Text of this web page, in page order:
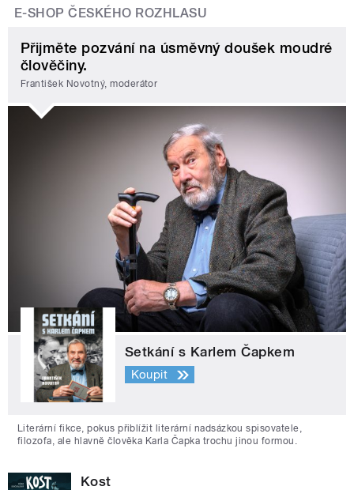
E-SHOP ČESKÉHO ROZHLASU
Přijměte pozvání na úsměvný doušek moudré
člověčiny.
František Novotný, moderátor
Setkání s Karlem Čapkem
Koupit
Literární fikce, pokus přiblížit literární nadsázkou spisovatele,
filozofa, ale hlavně člověka Karla Čapka trochu jinou formou.
Kost